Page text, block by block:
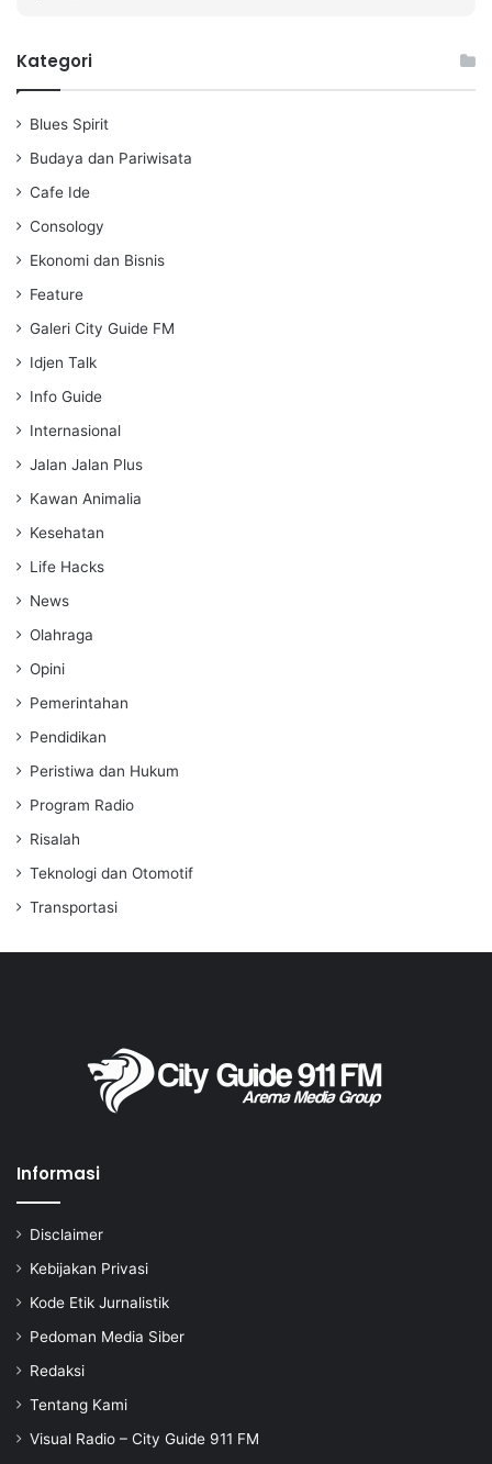
a
Kategori
Blues Spirit
Budaya dan Pariwisata
Cafe Ide
Consology
Ekonomi dan Bisnis
Feature
Galeri City Guide FM
Idjen Talk
Info Guide
Internasional
Jalan Jalan Plus
Kawan Animalia
Kesehatan
Life Hacks
News
Olahraga
Opini
Pemerintahan
Pendidikan
Peristiwa dan Hukum
Program Radio
Risalah
Teknologi dan Otomotif
Transportasi
Informasi
Disclaimer
Kebijakan Privasi
Kode Etik Jurnalistik
Pedoman Media Siber
Redaksi
Tentang Kami
Visual Radio – City Guide 911 FM